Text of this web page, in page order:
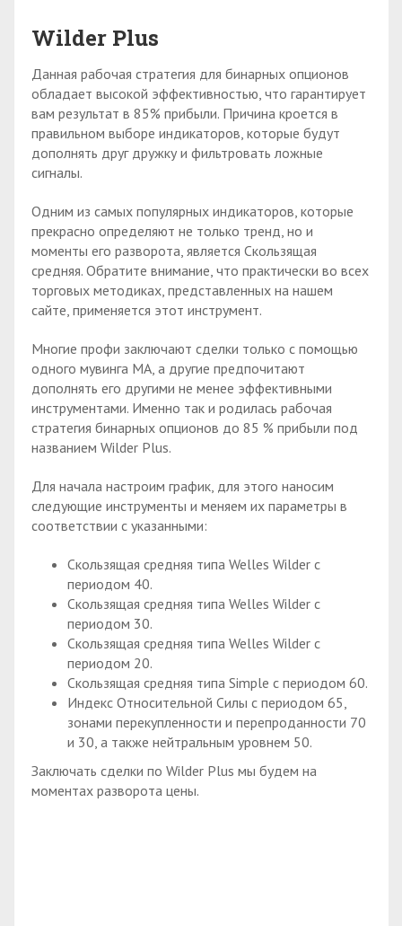
Wilder Plus
Данная рабочая стратегия для бинарных опционов
обладает высокой эффективностью, что гарантирует
вам результат в 85% прибыли. Причина кроется в
правильном выборе индикаторов, которые будут
дополнять друг дружку и фильтровать ложные
сигналы.
Одним из самых популярных индикаторов, которые
прекрасно определяют не только тренд, но и
моменты его разворота, является Скользящая
средняя. Обратите внимание, что практически во всех
торговых методиках, представленных на нашем
сайте, применяется этот инструмент.
Многие профи заключают сделки только с помощью
одного мувинга МА, а другие предпочитают
дополнять его другими не менее эффективными
инструментами. Именно так и родилась рабочая
стратегия бинарных опционов до 85 % прибыли под
названием Wilder Plus.
Для начала настроим график, для этого наносим
следующие инструменты и меняем их параметры в
соответствии с указанными:
Скользящая средняя типа Welles Wilder с
периодом 40.
Скользящая средняя типа Welles Wilder с
периодом 30.
Скользящая средняя типа Welles Wilder с
периодом 20.
Скользящая средняя типа Simple с периодом 60.
Индекс Относительной Силы с периодом 65,
зонами перекупленности и перепроданности 70
и 30, а также нейтральным уровнем 50.
Заключать сделки по Wilder Plus мы будем на
моментах разворота цены.